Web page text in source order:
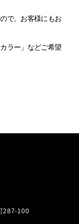
で、お客様にもお
ラー」などご希望
287-100